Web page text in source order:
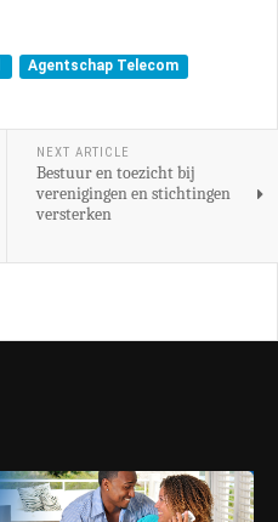
Agentschap Telecom
NEXT ARTICLE
Bestuur en toezicht bij
verenigingen en stichtingen
versterken